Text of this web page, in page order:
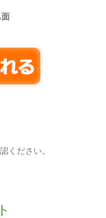
ください。